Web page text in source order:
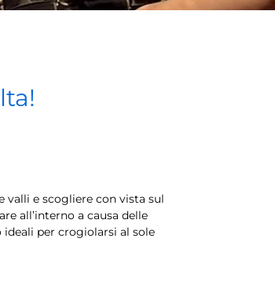
valli e scogliere con vista sul
all’interno a causa delle
per crogiolarsi al sole